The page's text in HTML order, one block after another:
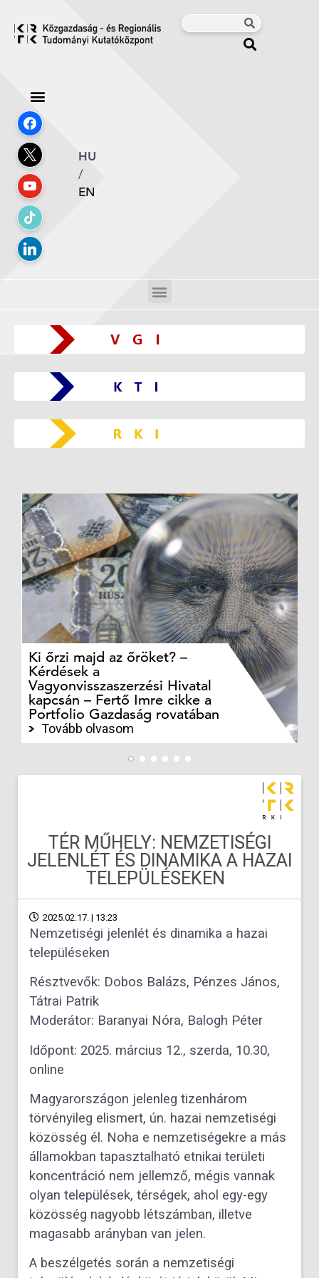
HU
/
EN
Ki őrzi majd az őröket? –
Kérdések a
Vagyonvisszaszerzési Hivatal
kapcsán – Fertő Imre cikke a
Portfolio Gazdaság rovatában
Tovább olvasom
TÉR MŰHELY: NEMZETISÉGI
JELENLÉT ÉS DINAMIKA A HAZAI
TELEPÜLÉSEKEN
2025.02.17. | 13:23
Nemzetiségi jelenlét és dinamika a hazai
településeken
Résztvevők: Dobos Balázs, Pénzes János,
Tátrai Patrik
Moderátor: Baranyai Nóra, Balogh Péter
Időpont: 2025. március 12., szerda, 10.30,
online
Magyarországon jelenleg tizenhárom
törvényileg elismert, ún. hazai nemzetiségi
közösség él. Noha e nemzetiségekre a más
államokban tapasztalható etnikai területi
koncentráció nem jellemző, mégis vannak
olyan települések, térségek, ahol egy-egy
közösség nagyobb létszámban, illetve
magasabb arányban van jelen.
A beszélgetés során a nemzetiségi